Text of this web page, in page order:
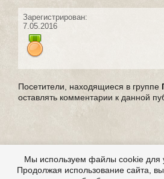
Зарегистрирован:
7.05.2016
Посетители, находящиеся в группе
оставлять комментарии к данной
Мы используем файлы cookie для
Продолжая использование сайта,